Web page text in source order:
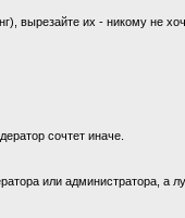
вырезайте их - никому не
сочтет иначе.
или администратора, а